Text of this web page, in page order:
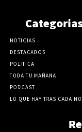
NOTICIAS
DESTACADOS
POLITICA
TODA TU MAÑANA
PODCAST
LO QUE HAY TRAS CADA